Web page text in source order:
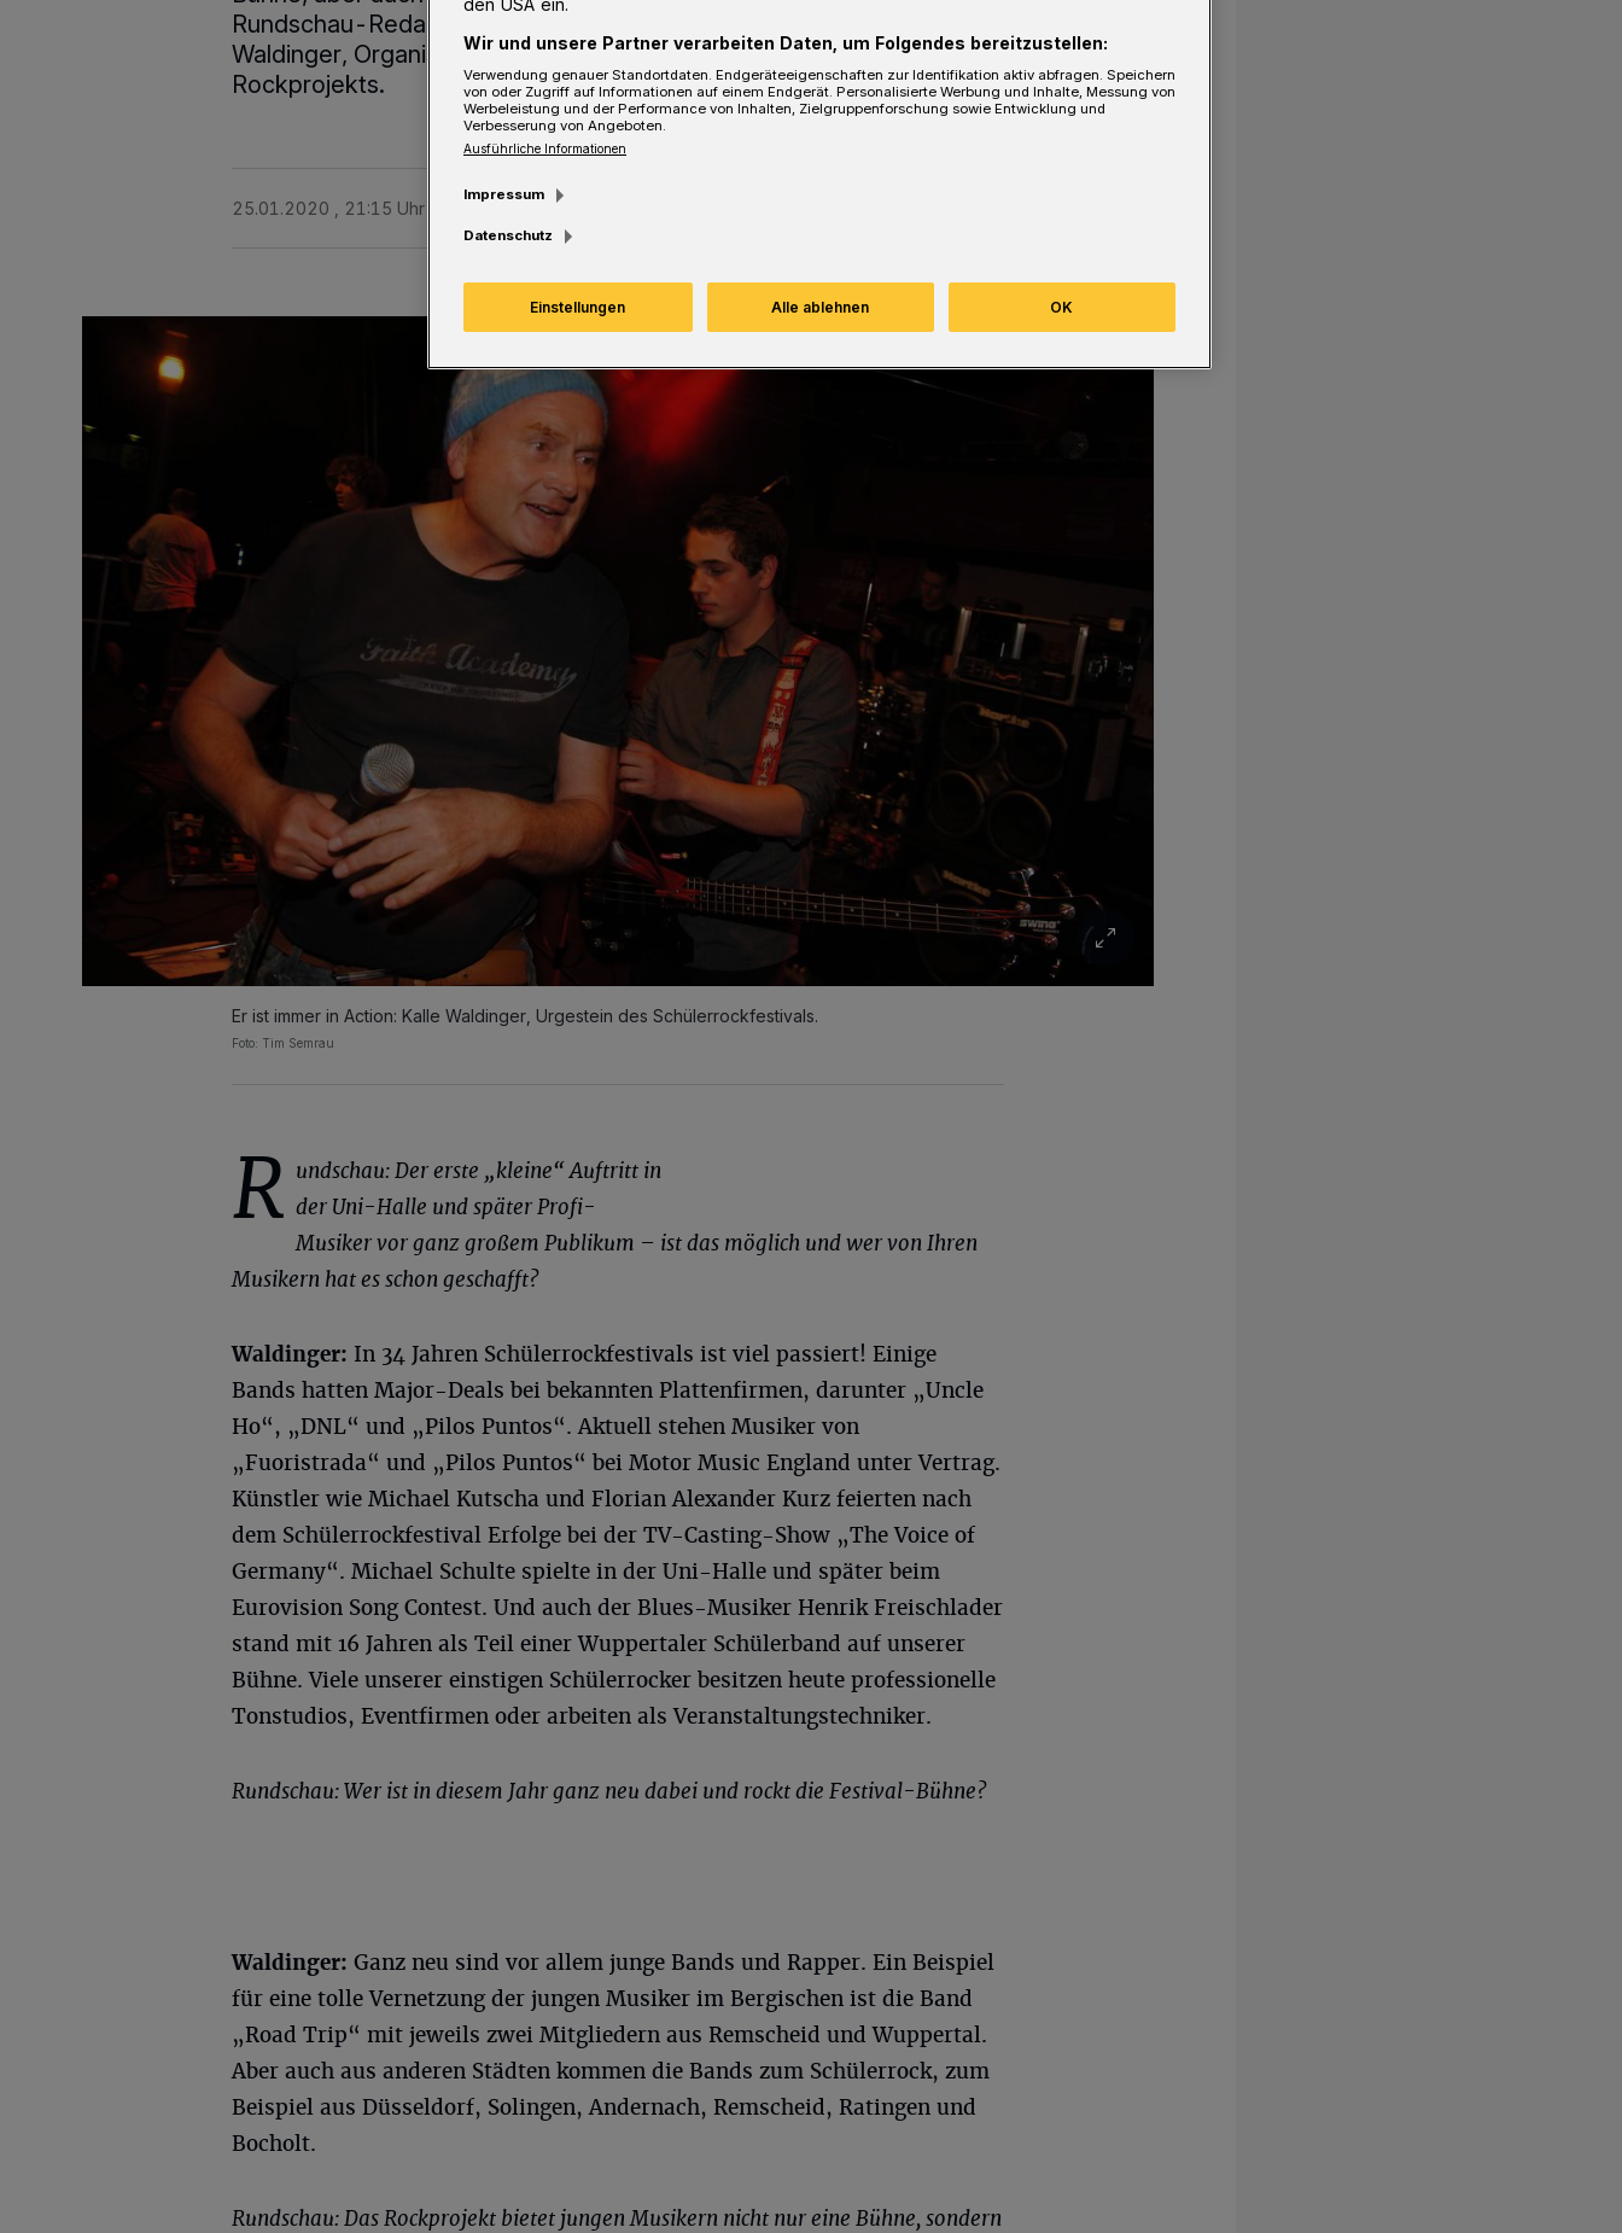
Rundschau-Redakteurin Hannah Florian stellte drei Fragen an Kalle
Waldinger, Organisator und 1. Vorsitzender des Wuppertaler
Rockprojekts.
25.01.2020 , 21:15 Uhr 2 Minuten Lesezeit
Er ist immer in Action: Kalle Waldinger, Urgestein des Schülerrockfestivals.
Foto: Tim Semrau
R undschau: Der erste „kleine“ Auftritt in
der Uni-Halle und später Profi-
Musiker vor ganz großem Publikum – ist das möglich und wer von Ihren
Musikern hat es schon geschafft?
Waldinger: In 34 Jahren Schülerrockfestivals ist viel passiert! Einige
Bands hatten Major-Deals bei bekannten Plattenfirmen, darunter „Uncle
Ho“, „DNL“ und „Pilos Puntos“. Aktuell stehen Musiker von
„Fuoristrada“ und „Pilos Puntos“ bei Motor Music England unter Vertrag.
Künstler wie Michael Kutscha und Florian Alexander Kurz feierten nach
dem Schülerrockfestival Erfolge bei der TV-Casting-Show „The Voice of
Germany“. Michael Schulte spielte in der Uni-Halle und später beim
Eurovision Song Contest. Und auch der Blues-Musiker Henrik Freischlader
stand mit 16 Jahren als Teil einer Wuppertaler Schülerband auf unserer
Bühne. Viele unserer einstigen Schülerrocker besitzen heute professionelle
Tonstudios, Eventfirmen oder arbeiten als Veranstaltungstechniker.
Rundschau: Wer ist in diesem Jahr ganz neu dabei und rockt die Festival-Bühne?
Waldinger: Ganz neu sind vor allem junge Bands und Rapper. Ein Beispiel
für eine tolle Vernetzung der jungen Musiker im Bergischen ist die Band
„Road Trip“ mit jeweils zwei Mitgliedern aus Remscheid und Wuppertal.
Aber auch aus anderen Städten kommen die Bands zum Schülerrock, zum
Beispiel aus Düsseldorf, Solingen, Andernach, Remscheid, Ratingen und
Bocholt.
Rundschau: Das Rockprojekt bietet jungen Musikern nicht nur eine Bühne, sondern
den USA ein.
Wir und unsere Partner verarbeiten Daten, um Folgendes bereitzustellen:
Verwendung genauer Standortdaten. Endgeräteeigenschaften zur Identifikation aktiv abfragen. Speichern
von oder Zugriff auf Informationen auf einem Endgerät. Personalisierte Werbung und Inhalte, Messung von
Werbeleistung und der Performance von Inhalten, Zielgruppenforschung sowie Entwicklung und
Verbesserung von Angeboten.
Ausführliche Informationen
Impressum
Datenschutz
Einstellungen Alle ablehnen OK